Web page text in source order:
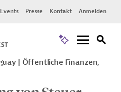
Events Presse Kontakt Anmelden
Öffentliche Finanzen,